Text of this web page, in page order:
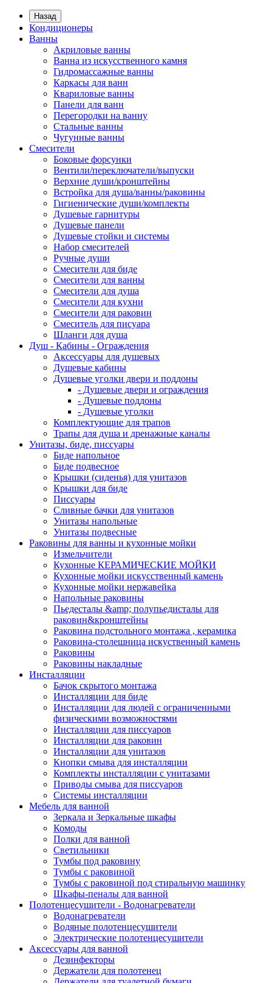
Назад
Кондиционеры
Ванны
Акриловые ванны
Ванна из искусственного камня
Гидромассажные ванны
Каркасы для ванн
Квариловые ванны
Панели для ванн
Перегородки на ванну
Стальные ванны
Чугунные ванны
Смесители
Боковые форсунки
Вентили/переключатели/выпуски
Верхние души/кронштейны
Встройка для душа/ванны/раковины
Гигиенические души/комплекты
Душевые гарнитуры
Душевые панели
Душевые стойки и системы
Набор смесителей
Ручные души
Смесители для биде
Смесители для ванны
Смесители для душа
Смесители для кухни
Смесители для раковин
Смеситель для писуара
Шланги для душа
Душ - Кабины - Ограждения
Аксессуары для душевых
Душевые кабины
Душевые уголки двери и поддоны
- Душевые двери и ограждения
- Душевые поддоны
- Душевые уголки
Комплектующие для трапов
Трапы для душа и дренажные каналы
Унитазы, биде, писсуары
Биде напольное
Биде подвесное
Крышки (сиденья) для унитазов
Крышки для биде
Писсуары
Сливные бачки для унитазов
Унитазы напольные
Унитазы подвесные
Раковины для ванны и кухонные мойки
Измельчители
Кухонные КЕРАМИЧЕСКИЕ МОЙКИ
Кухонные мойки искусственный камень
Кухонные мойки нержавейка
Напольные раковины
Пьедесталы &amp; полупьедисталы для
раковин&кронштейны
Раковина подстольного монтажа , керамика
Раковина-столешница искуственный камень
Раковины
Раковины накладные
Инсталляции
Бачок скрытого монтажа
Инсталляции для биде
Инсталляции для людей с ограниченными
физическими возможностями
Инсталляции для писсуаров
Инсталляции для раковин
Инсталляции для унитазов
Кнопки смыва для инсталляции
Комплекты инсталляции с унитазами
Приводы смыва для писсуаров
Системы инсталляции
Мебель для ванной
Зеркала и Зеркальные шкафы
Комоды
Полки для ванной
Светильники
Тумбы под раковину
Тумбы с раковиной
Тумбы с раковиной под стиральную машинку
Шкафы-пеналы для ванной
Полотенцесушители - Водонагреватели
Водонагреватели
Водяные полотенцесушители
Электрические полотенцесушители
Аксессуары для ванной
Дезинфекторы
Держатели для полотенец